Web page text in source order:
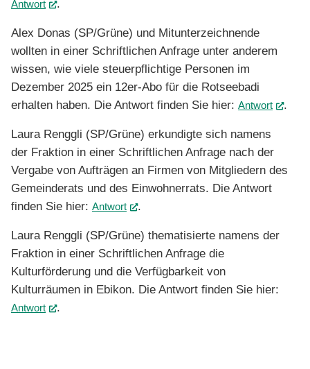
Antwort (External Link)
.
Alex Donas (SP/Grüne) und Mitunterzeichnende
wollten in einer Schriftlichen Anfrage unter anderem
wissen, wie viele steuerpflichtige Personen im
Dezember 2025 ein 12er-Abo für die Rotseebadi
erhalten haben. Die Antwort finden Sie hier: Antwort .
Laura Renggli (SP/Grüne) erkundigte sich namens
der Fraktion in einer Schriftlichen Anfrage nach der
Vergabe von Aufträgen an Firmen von Mitgliedern des
Gemeinderats und des Einwohnerrats. Die Antwort
finden Sie hier: Antwort (External Link)
.
Laura Renggli (SP/Grüne) thematisierte namens der
Fraktion in einer Schriftlichen Anfrage die
Kulturförderung und die Verfügbarkeit von
Kulturräumen in Ebikon. Die Antwort finden Sie hier:
Antwort (External Link)
.